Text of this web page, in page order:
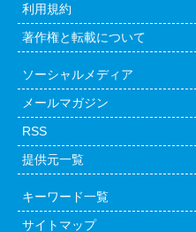
利用規約
著作権と転載について
ソーシャルメディア
メールマガジン
RSS
提供元一覧
キーワード一覧
サイトマップ